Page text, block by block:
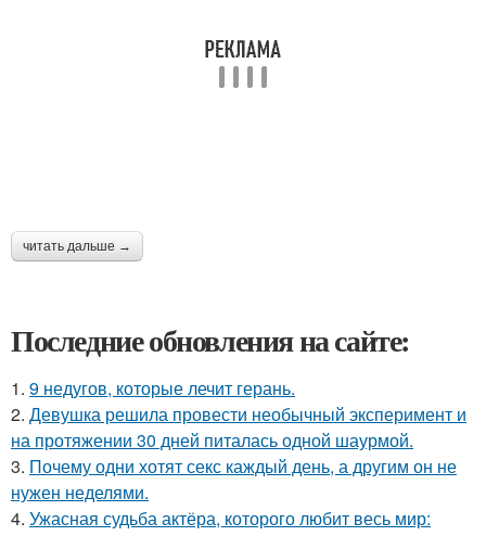
читать дальше →
Последние обновления на сайте:
1. 9 недугов, которые лечит герань.
2. Девушка решила провести необычный эксперимент и
на протяжении 30 дней питалась одной шаурмой.
3. Почему одни хотят секс каждый день, а другим он не
нужен неделями.
4. Ужасная судьба актёра, которого любит весь мир: